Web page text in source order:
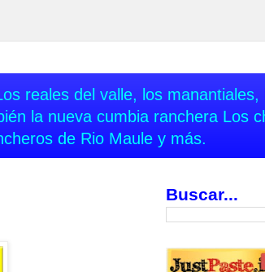
reales del valle, los manantiales,
la nueva cumbia ranchera Los
de Rio Maule y más.
Buscar...